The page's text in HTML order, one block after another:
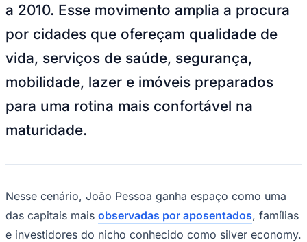
a 2010. Esse movimento amplia a procura
por cidades que ofereçam qualidade de
vida, serviços de saúde, segurança,
mobilidade, lazer e imóveis preparados
para uma rotina mais confortável na
maturidade.
Nesse cenário, João Pessoa ganha espaço como uma
das capitais mais observadas por aposentados, famílias
e investidores do nicho conhecido como silver economy.